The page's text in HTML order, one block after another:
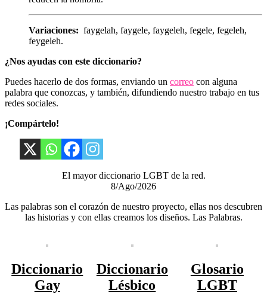
Variaciones: faygelah, faygele, faygeleh, fegele, fegeleh,
feygeleh.
¿Nos ayudas con este diccionario?
Puedes hacerlo de dos formas, enviando un correo con alguna
palabra que conozcas, y también, difundiendo nuestro trabajo en tus
redes sociales.
¡Compártelo!
El mayor diccionario LGBT de la red.
8/Ago/2026
Las palabras son el corazón de nuestro proyecto, ellas nos descubren
las historias y con ellas creamos los diseños. Las Palabras.
Diccionario
Gay
Diccionario
Lésbico
Glosario
LGBT